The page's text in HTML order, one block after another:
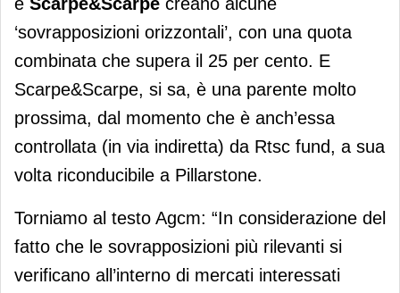
‘sovrapposizioni orizzontali’, con una quota
combinata che supera il 25 per cento. E
Scarpe&Scarpe, si sa, è una parente molto
prossima, dal momento che è anch’essa
controllata (in via indiretta) da Rtsc fund, a sua
volta riconducibile a Pillarstone.
Torniamo al testo Agcm: “In considerazione del
fatto che le sovrapposizioni più rilevanti si
verificano all’interno di mercati interessati